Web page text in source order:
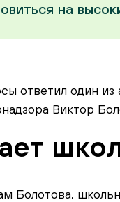
на
ответил один
Виктор
Болотова,